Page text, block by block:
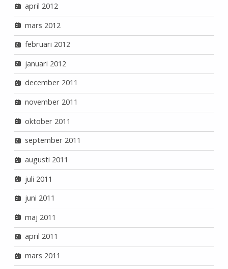
april 2012
mars 2012
februari 2012
januari 2012
december 2011
november 2011
oktober 2011
september 2011
augusti 2011
juli 2011
juni 2011
maj 2011
april 2011
mars 2011